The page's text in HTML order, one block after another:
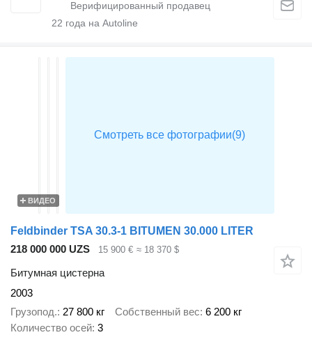
22 года на Autoline
ВИДЕО
Feldbinder TSA 30.3-1 BITUMEN 30.000 LITER
218 000 000 UZS
15 900 € ≈ 18 370 $
Битумная цистерна
2003
Грузопод. 27 800 кг Собственный вес 6 200 кг
Количество осей 3